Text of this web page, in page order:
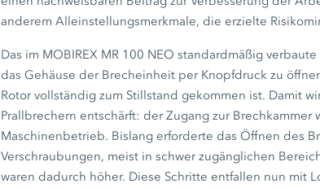
anderem Alleinstellungsmerkmale, die erzielte
Das im MOBIREX MR 100 NEO standardmäßig
das Gehäuse der Brecheinheit per Knopfdruck zu
Rotor vollständig zum Stillstand gekommen ist. Damit
Prallbrechern entschärft: der Zugang zur
Maschinenbetrieb. Bislang erforderte das Öffnen des
Verschraubungen, meist in schwer zugänglichen
waren dadurch höher. Diese Schritte entfallen nun mit